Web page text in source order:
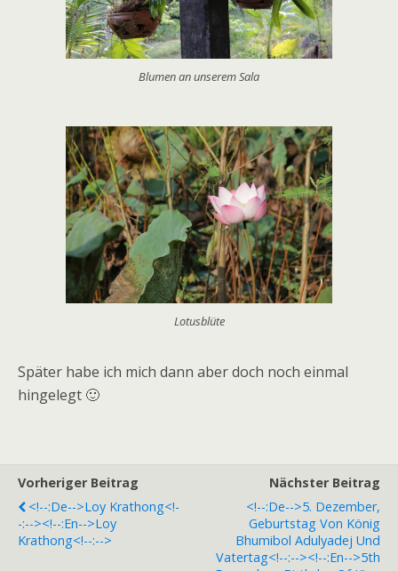
Blumen an unserem Sala
Lotusblüte
Später habe ich mich dann aber doch noch einmal
hingelegt 🙂
Vorheriger Beitrag
<!--:de-->Loy Krathong<!-
-:--><!--:en-->Loy
Krathong<!--:-->
Nächster Beitrag
<!--:de-->5. Dezember,
Geburtstag Von König
Bhumibol Adulyadej Und
Vatertag<!--:--><!--:en-->5th